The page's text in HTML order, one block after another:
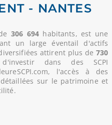
- NANTES
306 694habitants, est une
un large éventail d'actifs
attirent plus de730
dans des SCPI
l'accès à des
sur le patrimoine et